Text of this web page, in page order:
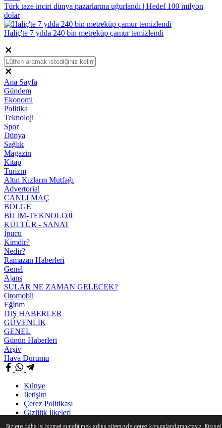
Türk taze inciri dünya pazarlarına uğurlandı | Hedef 100 milyon
dolar
Haliç'te 7 yılda 240 bin metreküp çamur temizlendi
Ana Sayfa
Gündem
Ekonomi
Politika
Teknoloji
Spor
Dünya
Sağlık
Magazin
Kitap
Turizm
Altın Kızların Mutfağı
Advertorial
CANLI MAÇ
BÖLGE
BİLİM-TEKNOLOJİ
KÜLTÜR - SANAT
İpucu
Kimdir?
Nedir?
Ramazan Haberleri
Genel
Ajans
SULAR NE ZAMAN GELECEK?
Otomobil
Eğitim
DIŞ HABERLER
GÜVENLİK
GENEL
Günün Haberleri
Arşiv
Hava Durumu
Künye
İletişim
Çerez Politikası
Gizlilik İlkeleri